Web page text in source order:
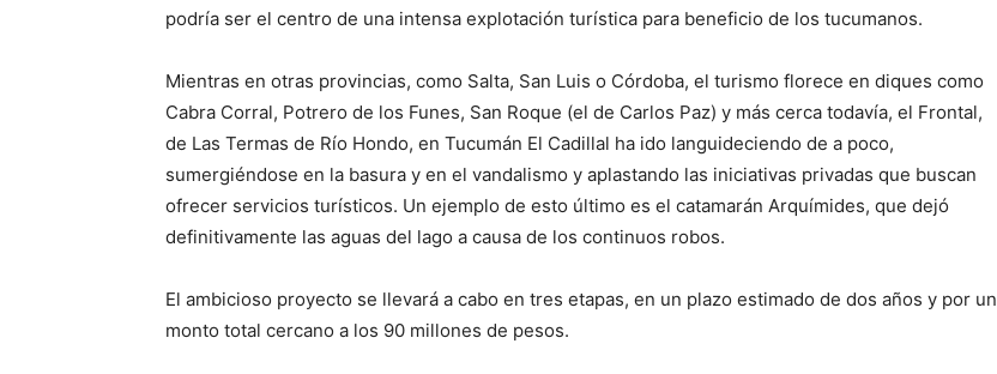
podría ser el centro de una intensa explotación turística para beneficio de los tucumanos.
Mientras en otras provincias, como Salta, San Luis o Córdoba, el turismo florece en diques como
Cabra Corral, Potrero de los Funes, San Roque (el de Carlos Paz) y más cerca todavía, el Frontal,
de Las Termas de Río Hondo, en Tucumán El Cadillal ha ido languideciendo de a poco,
sumergiéndose en la basura y en el vandalismo y aplastando las iniciativas privadas que buscan
ofrecer servicios turísticos. Un ejemplo de esto último es el catamarán Arquímides, que dejó
definitivamente las aguas del lago a causa de los continuos robos.
El ambicioso proyecto se llevará a cabo en tres etapas, en un plazo estimado de dos años y por un
monto total cercano a los 90 millones de pesos.